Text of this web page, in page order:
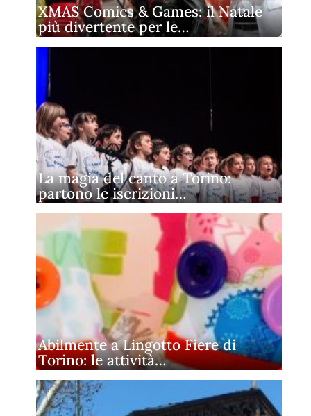
XMAS Comics & Games: il Natale
più divertente per le…
La magia del canto a Torino:
partono le iscrizioni…
Abilmente a Lingotto Fiere di
Torino: le attività…